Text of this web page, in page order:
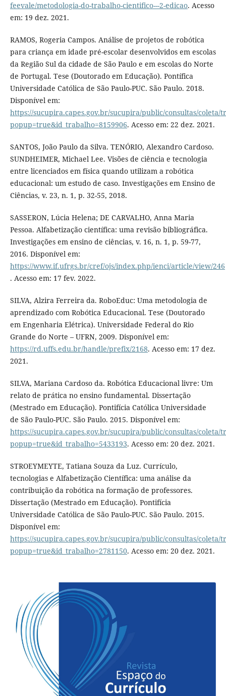
feevale/metodologia-do-trabalho-cientifico---2-edicao. Acesso
em: 19 dez. 2021.
RAMOS, Rogeria Campos. Análise de projetos de robótica
para criança em idade pré-escolar desenvolvidos em escolas
da Região Sul da cidade de São Paulo e em escolas do Norte
de Portugal. Tese (Doutorado em Educação). Pontífica
Universidade Católica de São Paulo-PUC. São Paulo. 2018.
Disponível em:
https://sucupira.capes.gov.br/sucupira/public/consultas/coleta/
popup=true&id_trabalho=8159906. Acesso em: 22 dez. 2021.
SANTOS, João Paulo da Silva. TENÓRIO, Alexandro Cardoso.
SUNDHEIMER, Michael Lee. Visões de ciência e tecnologia
entre licenciados em física quando utilizam a robótica
educacional: um estudo de caso. Investigações em Ensino de
Ciências, v. 23, n. 1, p. 32-55, 2018.
SASSERON, Lúcia Helena; DE CARVALHO, Anna Maria
Pessoa. Alfabetização científica: uma revisão bibliográfica.
Investigações em ensino de ciências, v. 16, n. 1, p. 59-77,
2016. Disponível em:
https://www.if.ufrgs.br/cref/ojs/index.php/ienci/article/view/246
. Acesso em: 17 fev. 2022.
SILVA, Alzira Ferreira da. RoboEduc: Uma metodologia de
aprendizado com Robótica Educacional. Tese (Doutorado
em Engenharia Elétrica). Universidade Federal do Rio
Grande do Norte – UFRN, 2009. Disponível em:
https://rd.uffs.edu.br/handle/prefix/2168. Acesso em: 17 dez.
2021.
SILVA, Mariana Cardoso da. Robótica Educacional livre: Um
relato de prática no ensino fundamental. Dissertação
(Mestrado em Educação). Pontifícia Católica Universidade
de São Paulo-PUC. São Paulo. 2015. Disponível em:
https://sucupira.capes.gov.br/sucupira/public/consultas/coleta/
popup=true&id_trabalho=5433193. Acesso em: 20 dez. 2021.
STROEYMEYTE, Tatiana Souza da Luz. Currículo,
tecnologias e Alfabetização Científica: uma análise da
contribuição da robótica na formação de professores.
Dissertação (Mestrado em Educação). Pontifícia
Universidade Católica de São Paulo-PUC. São Paulo. 2015.
Disponível em:
https://sucupira.capes.gov.br/sucupira/public/consultas/coleta/
popup=true&id_trabalho=2781150. Acesso em: 20 dez. 2021.